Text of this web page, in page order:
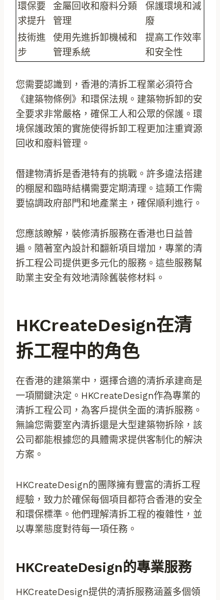
環保要
求提升
金屬回收和廢料分類
管理
保護環境和減
廢
技術進
步
使用先進拆卸機械和
管理系統
提高工作效率
和安全性
您需要認識到，香港的清拆工程業必須符合
《建築物條例》和環保法規。建築物拆卸的安
全要求非常嚴格，確保工人和公眾的保護。環
境保護政策的實施使得拆卸工程更加注重資源
回收和廢料管理。
僭建物清拆是香港特有的挑戰。許多違法搭建
的棚屋和臨時結構需要定期清理。這類工作需
要協調政府部門和地產業主，確保順利進行。
您應該瞭解，裝修清拆服務在香港也日益普
遍。隨著室內設計和翻新項目增加，專業的清
拆工程公司提供更多元化的服務。這些服務幫
助業主安全有效地清除舊裝修材料。
HKCreateDesign在清
拆工程中的角色
在香港的建築業中，選擇合適的清拆承建商是
一項關鍵決定。HKCreateDesign作為專業的
清拆工程公司，為客戶提供全面的清拆服務。
無論您需要室內清拆還是大型建築物拆除，該
公司都能根據您的具體需求提供客制化的解決
方案。
HKCreateDesign的團隊擁有豐富的清拆工程
經驗，致力於確保每個項目都符合香港的安全
和環保標準。他們理解清拆工程的複雜性，並
以專業態度對待每一項任務。
HKCreateDesign的專業服務
HKCreateDesign提供的清拆服務涵蓋多個領